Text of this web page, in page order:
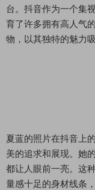
台。抖音作为一个集
育了许多拥有高人气的
物，以其独特的魅力
夏蓝的照片在抖音上
美的追求和展现。她
都让人眼前一亮。这
量感十足的身材线条